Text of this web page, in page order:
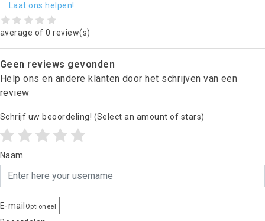
Laat ons helpen!
average of 0 review(s)
Geen reviews gevonden
Help ons en andere klanten door het schrijven van een
review
Schrijf uw beoordeling! (Select an amount of stars)
Naam
E-mail Optioneel